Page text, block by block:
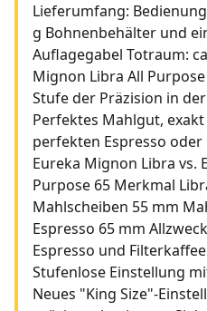
Lieferumfang:
g Bohnenbehälter und
Auflagegabel Totraum:
Mignon Libra All
Stufe der Präzision in
Perfektes Mahlgut,
perfekten Espresso
Eureka Mignon Libra vs.
Purpose 65 Merkmal
Mahlscheiben 55 mm
Espresso 65 mm
Espresso und
Stufenlose Einstellung
Neues "King Size"-